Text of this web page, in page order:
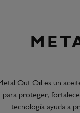
Out Oil es un
para proteger,
tecnología ayuda a